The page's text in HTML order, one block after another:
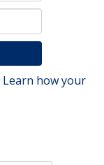
Learn how your